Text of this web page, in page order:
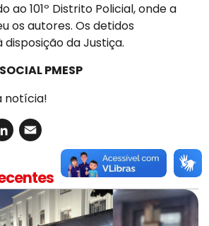
ao 101º Distrito Policial, onde a
os autores. Os detidos
da Justiça.
PMESP
notícia!
LinkedIn